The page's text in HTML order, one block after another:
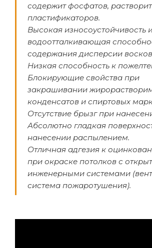
содержит фосфатов,
пластификаторов.
Высокая износоустойчивость
водоотталкивающая
содержания дисперсии
Низкая способность к
Блокирующие свойства при
закрашивании
конденсатов и спиртовых
Отсутствие брызг при
Абсолютно гладкая
нанесении распылением.
Отличная адгезия к
при окраске потолков с
инженерными системами
система пожаротушения).